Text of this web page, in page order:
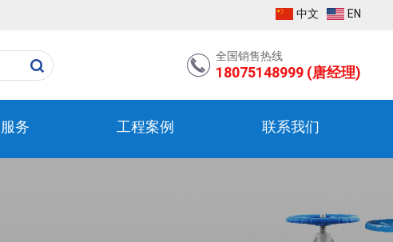
中文 EN
全国销售热线
18075148999 (唐经理)
务 工程案例 联系我们